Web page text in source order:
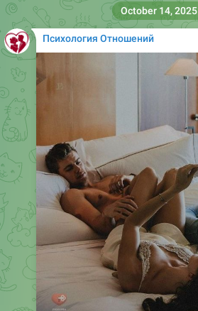
Психология Отношений
October 14, 2025